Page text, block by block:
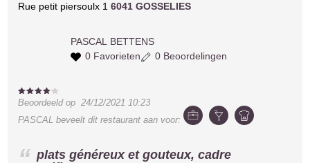
Rue petit piersoulx 16041 GOSSELIES
PASCAL
BETTENS
0 Favorieten
0 Beoordelingen
Beoordeeld op24/12/2021 10:23
PASCAL beveelt dit restaurant aan voor:
plats généreux et gouteux, cadre